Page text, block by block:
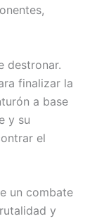
destronar.
finalizar la
a base
y su
el
un combate
y